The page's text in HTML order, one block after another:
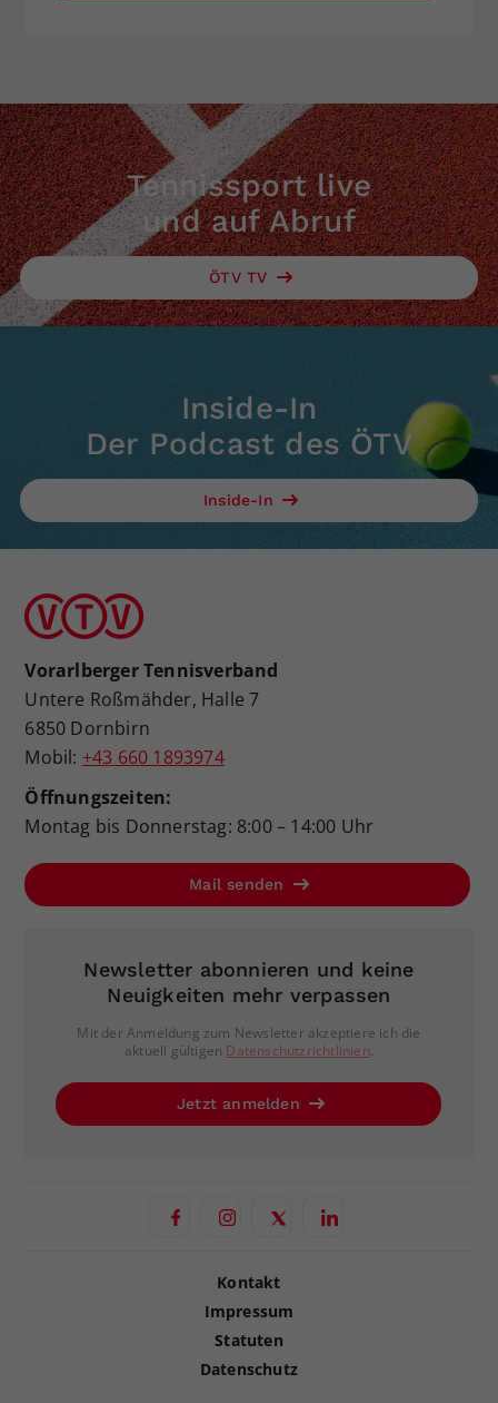
Tennissport live
und auf Abruf
ÖTV TV
Inside-In
Der Podcast des ÖTV
Inside-In
Vorarlberger Tennisverband
Untere Roßmähder, Halle 7
6850 Dornbirn
Mobil: +43 660 1893974
Öffnungszeiten:
Montag bis Donnerstag: 8:00 – 14:00 Uhr
Mail senden
Newsletter abonnieren und keine
Neuigkeiten mehr verpassen
Mit der Anmeldung zum Newsletter akzeptiere ich die
aktuell gültigen Datenschutzrichtlinien.
Jetzt anmelden
Kontakt
Impressum
Statuten
Datenschutz